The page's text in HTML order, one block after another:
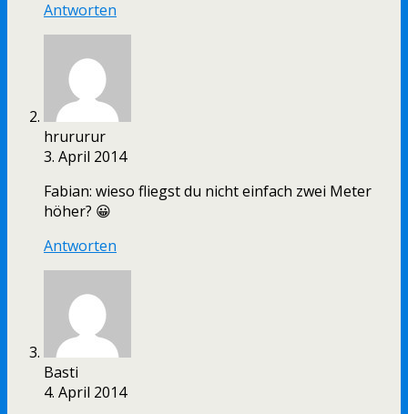
Antworten
hrururur
3. April 2014
Fabian: wieso fliegst du nicht einfach zwei Meter
höher? 😀
Antworten
Basti
4. April 2014